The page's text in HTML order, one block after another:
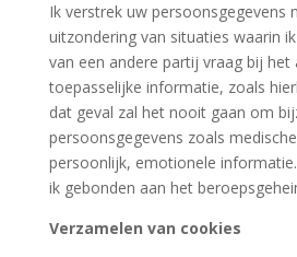
Ik verstrek uw persoonsgegevens
uitzondering van situaties waarin
van een andere partij vraag bij het
toepasselijke informatie, zoals
dat geval zal het nooit gaan om
persoonsgegevens zoals
persoonlijk, emotionele
ik gebonden aan het
Verzamelen van cookies